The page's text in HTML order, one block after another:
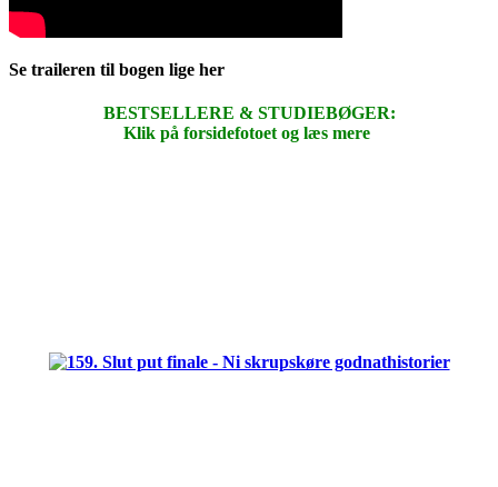
Se traileren til bogen lige her
BESTSELLERE & STUDIEBØGER:
Klik på forsidefotoet og læs mere